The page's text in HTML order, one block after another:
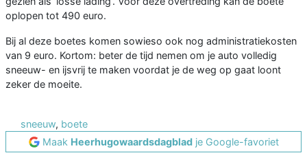
oplopen tot 490 euro.
Bij al deze boetes komen sowieso ook nog administratiekosten
van 9 euro. Kortom: beter de tijd nemen om je auto volledig
sneeuw- en ijsvrij te maken voordat je de weg op gaat loont
zeker de moeite.
sneeuw, boete
Maak Heerhugowaardsdagbladje Google-favoriet